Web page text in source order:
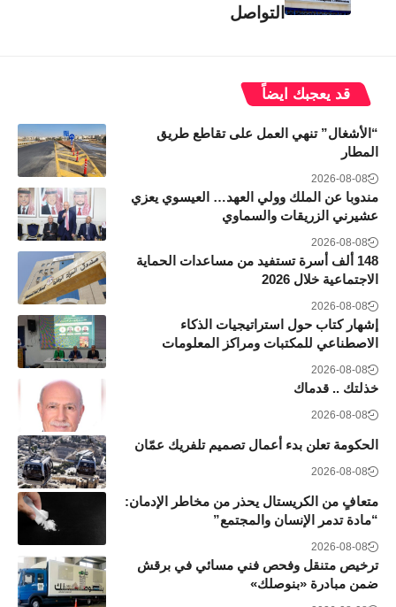
التواصل
قد يعجبك ايضاً
“الأشغال” تنهي العمل على تقاطع طريق
المطار
2026-08-08
مندوبا عن الملك وولي العهد… العيسوي يعزي
عشيرني الزريقات والسماوي
2026-08-08
148 ألف أسرة تستفيد من مساعدات الحماية
الاجتماعية خلال 2026
2026-08-08
إشهار كتاب حول استراتيجيات الذكاء
الاصطناعي للمكتبات ومراكز المعلومات
2026-08-08
خذلتك .. قدماك
2026-08-08
الحكومة تعلن بدء أعمال تصميم تلفريك عمّان
2026-08-08
متعافٍ من الكريستال يحذر من مخاطر الإدمان:
“مادة تدمر الإنسان والمجتمع”
2026-08-08
ترخيص متنقل وفحص فني مسائي في برقش
ضمن مبادرة «بنوصلك»